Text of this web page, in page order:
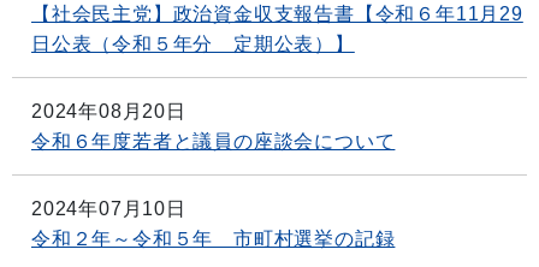
【社会民主党】政治資金収支報告書【令和６年11月29
日公表（令和５年分 定期公表）】
2024年08月20日
令和６年度若者と議員の座談会について
2024年07月10日
令和２年～令和５年 市町村選挙の記録